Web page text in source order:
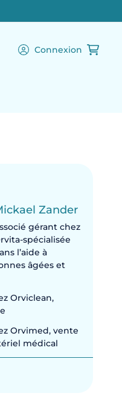
Connexion
Zander
gérant chez
spécialisée
l’aide à
âgées et
Orviclean,
Orvimed, vente
médical